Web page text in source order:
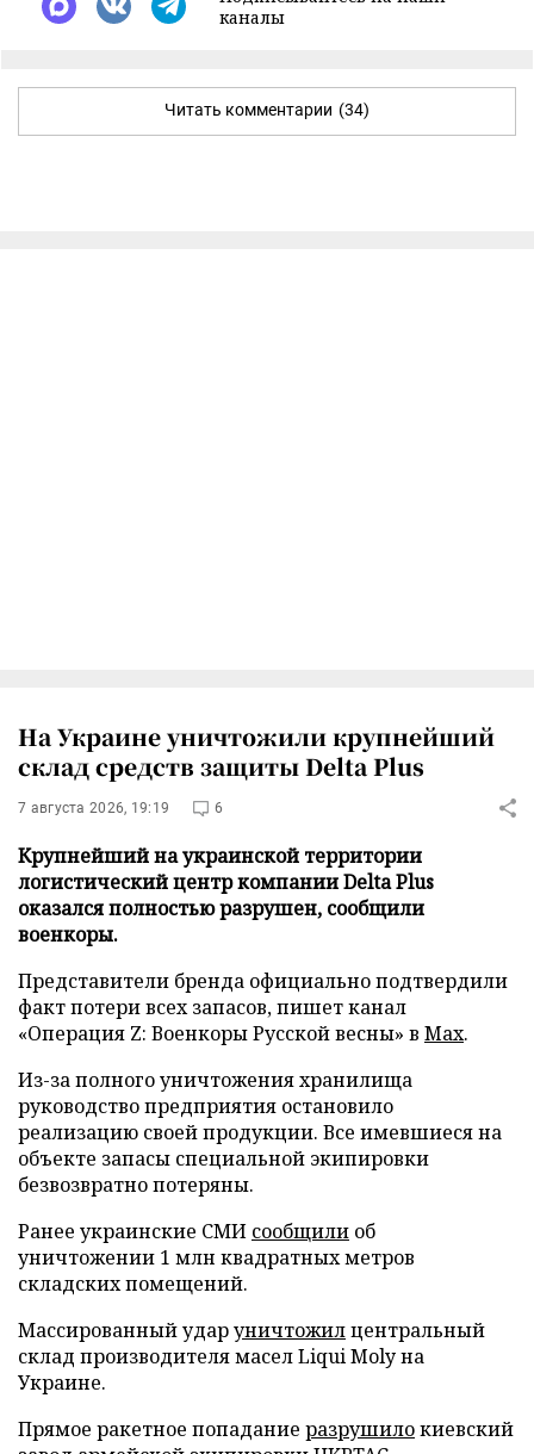
каналы
Читать комментарии (34)
На Украине уничтожили крупнейший
склад средств защиты Delta Plus
7 августа 2026, 19:19 6
Крупнейший на украинской территории
логистический центр компании Delta Plus
оказался полностью разрушен, сообщили
военкоры.
Представители бренда официально подтвердили
факт потери всех запасов, пишет канал
«Операция Z: Военкоры Русской весны» в Max.
Из-за полного уничтожения хранилища
руководство предприятия остановило
реализацию своей продукции. Все имевшиеся на
объекте запасы специальной экипировки
безвозвратно потеряны.
Ранее украинские СМИ сообщили об
уничтожении 1 млн квадратных метров
складских помещений.
Массированный ударуничтожилцентральный
склад производителя масел Liqui Moly на
Украине.
Прямое ракетное попадание разрушилокиевский